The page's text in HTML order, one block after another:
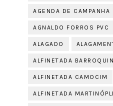
AGENDA DE CAMPANHA
AGNALDO FORROS PVC
ALAGADO
ALFINETADA
ALFINETADA CAMOCIM
ALFINETADA